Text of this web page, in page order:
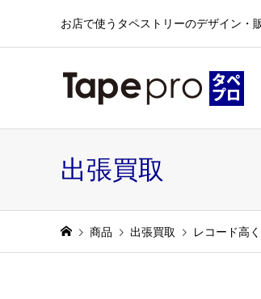
お店で使うタペストリーのデザイン・
出張買取
商品 出張買取 レコード高